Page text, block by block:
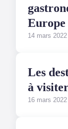
Europe
14 mars 2022
Les
à
16 mars 2022